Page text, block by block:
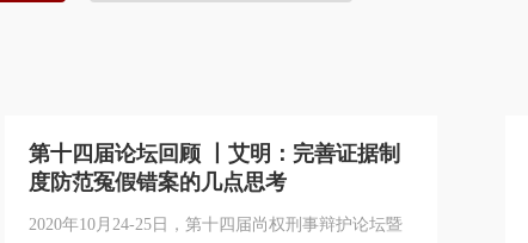
第十四届论坛回顾 丨艾明：完善证据制
度防范冤假错案的几点思考
2020年10月24-25日，第十四届尚权刑事辩护论坛暨